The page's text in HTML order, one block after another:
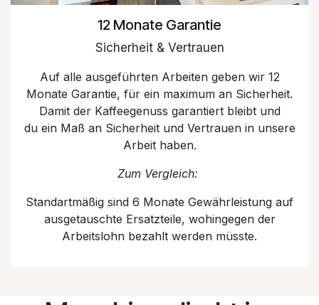
12 Monate Garantie
Sicherheit & Vertrauen
Auf alle ausgeführten Arbeiten geben wir 12
Monate Garantie, für ein maximum an Sicherheit.
Damit der Kaffeegenuss garantiert bleibt und
du ein Maß an Sicherheit und Vertrauen in unsere
Arbeit haben.
Zum Vergleich:
Standartmäßig sind 6 Monate Gewährleistung auf
ausgetauschte Ersatzteile, wohingegen der
Arbeitslohn bezahlt werden müsste.